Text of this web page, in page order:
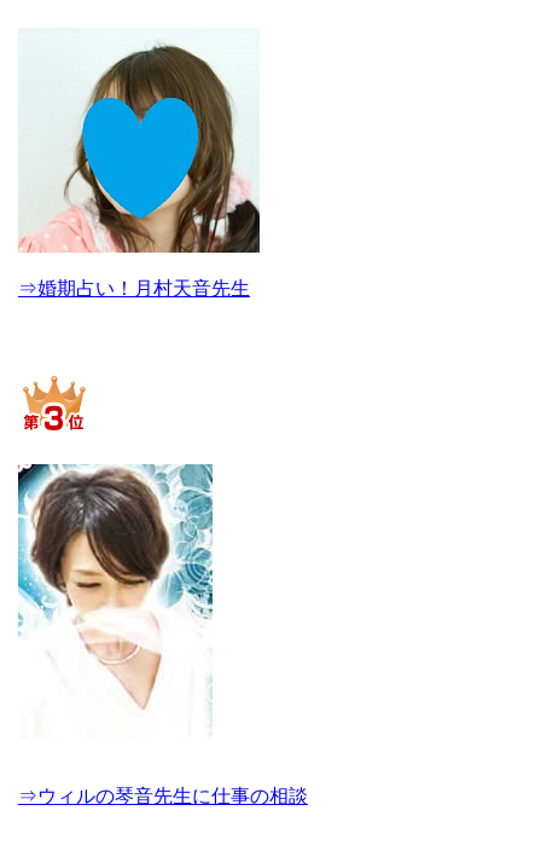
⇒婚期占い！月村天音先生
⇒ウィルの琴音先生に仕事の相談